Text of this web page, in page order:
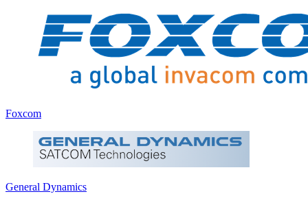
Foxcom
General Dynamics